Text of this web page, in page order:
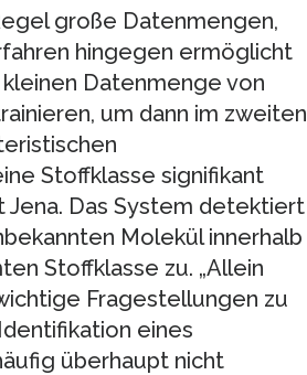
große Datenmengen,
hingegen ermöglicht
Datenmenge von
um dann im zweiten
Stoffklasse signifikant
Jena. Das System detektiert
Molekül innerhalb
Stoffklasse zu. „Allein
Fragestellungen zu
eines
überhaupt nicht